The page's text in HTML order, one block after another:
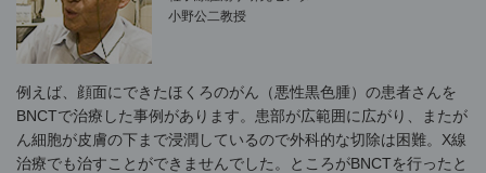
小野公二教授
例えば、顔面にできたほくろのがん（悪性黒色腫）の患者さんを
BNCTで治療した事例があります。患部が広範囲に広がり、またが
ん細胞が皮膚の下まで浸潤しているので外科的な切除は困難。X線
治療でも治すことができませんでした。ところがBNCTを行ったと